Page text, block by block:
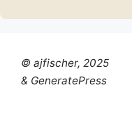
© ajfischer, 2025
& GeneratePress